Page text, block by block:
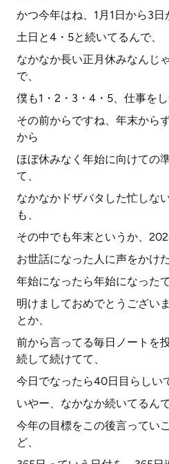
かつ今年はね、1月1日から3日
土日と4・5と続いてるんで、
なかなか長い正月休みなんじ
で、
僕も1・2・3・4・5、仕事をし
その前からですね、年末から
から
ほぼ休みなく年始に向けての
て、
なかなかドザバタした忙しな
も、
その中でも年末というか、
お世話になった人に声をかけ
年始になったら年始になったで
明けましておめでとうござい
とか、
前から言ってる毎日ノートを
続して続けてて、
今日でなったら40日目らしい
いやー、なかなか続いてるんで
今年の目標をこの後言ってい
ど、